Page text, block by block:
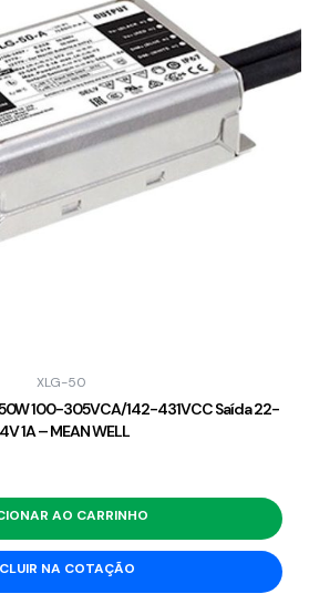
XLG-50
100-305VCA/142-431VCC Saída 22-
1A – MEAN WELL
AO CARRINHO
NA COTAÇÃO